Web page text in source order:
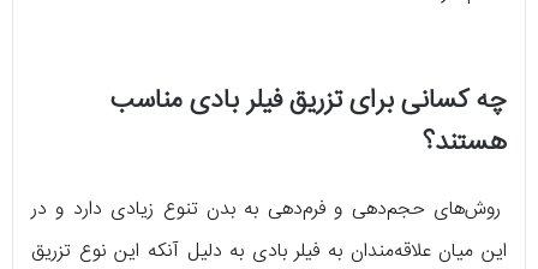
چه کسانی برای تزریق فیلر بادی مناسب
هستند؟
روش‌های حجم‌دهی و فرم‌دهی به بدن تنوع زیادی دارد و در
این میان علاقه‌مندان به فیلر بادی به دلیل آنکه این نوع تزریق